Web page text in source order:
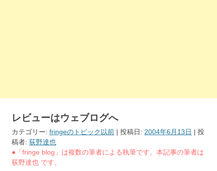
レビューはウェブログへ
カテゴリー: fringeのトピック以前 | 投稿日: 2004年6月13日 | 投
稿者: 荻野達也
●「fringe blog」は複数の筆者による執筆です。本記事の筆者は
荻野達也 です。